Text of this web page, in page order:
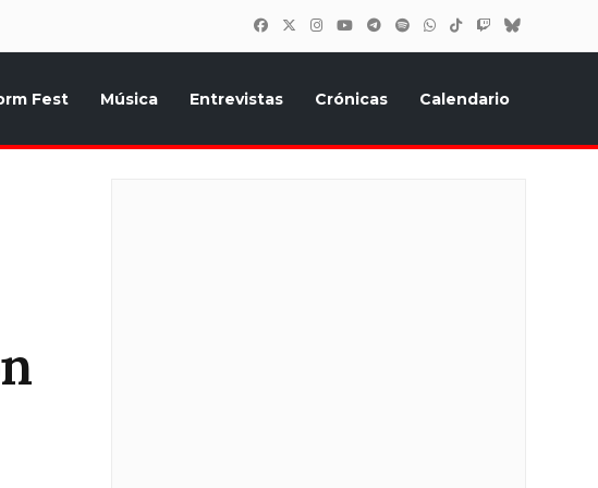
Fest Música Entrevistas Crónicas Calendario